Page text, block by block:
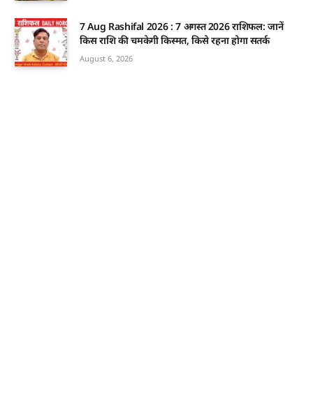
7 Aug Rashifal 2026 : 7 अगस्त 2026 राशिफल: जानें
किस राशि की चमकेगी किस्मत, किसे रहना होगा सतर्क
August 6, 2026